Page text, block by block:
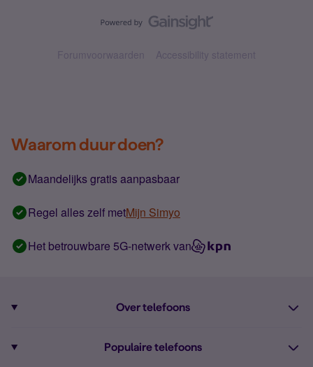
Forumvoorwaarden Accessibility statement
Waarom duur doen?
Maandelijks gratis aanpasbaar
Regel alles zelf metMijn Simyo
Het betrouwbare 5G-netwerk van
Over telefoons
Populaire telefoons